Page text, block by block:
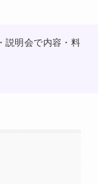
説明会で内容・料